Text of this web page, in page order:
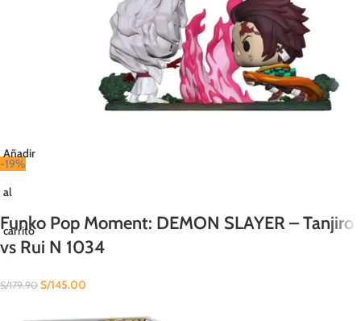
-19%
Añadir
al
carrito
Funko Pop Moment: DEMON SLAYER – Tanjiro
vs Rui N 1034
S/179.90 S/145.00